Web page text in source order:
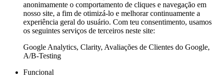
anonimamente o comportamento de cliques e navegação em
nosso site, a fim de otimizá-lo e melhorar continuamente a
experiência geral do usuário. Com teu consentimento, usamos
os seguintes serviços de terceiros neste site:
Google Analytics, Clarity, Avaliações de Clientes do Google,
A/B-Testing
Funcional